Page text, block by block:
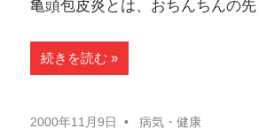
亀頭包皮炎とは、おちんちんの
続きを読む
2000年11月9日 病気・健康